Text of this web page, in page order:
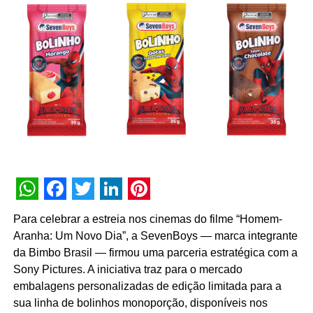
informação e oriente colaboradores sobre boas práticas,
como o uso de senhas fortes e a participação em
treinamentos de conscientização.
• Adote criptografia na transmissão de dados para
proteger informações sensíveis de clientes e da empresa
contra interceptações.
tecnologias dedicadas torna sua empresa mais
preparada para lidar com golpes sofisticados.
central. Ferramentas combinadas atuam em diferentes
pontos da jornada digital e são essenciais diante da
evolução constante das fraudes.
• Invista em soluções que se atualizem continuamente,
WhatsApp
Facebook
Twitter
LinkedIn
Pinterest
Para celebrar a estreia nos cinemas do filme “Homem-
Aranha: Um Novo Dia”, a SevenBoys — marca integrante
da Bimbo Brasil — firmou uma parceria estratégica com a
Sony Pictures. A iniciativa traz para o mercado
embalagens personalizadas de edição limitada para a
sua linha de bolinhos monoporção, disponíveis nos